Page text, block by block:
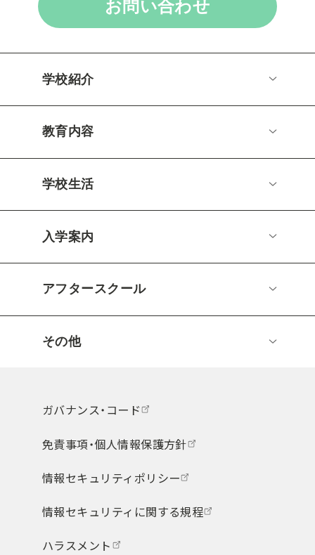
お問い合わせ
学校紹介
教育内容
学校生活
入学案内
アフタースクール
その他
ガバナンス・コード
免責事項・個人情報保護方針
情報セキュリティポリシー
情報セキュリティに関する規程
ハラスメント